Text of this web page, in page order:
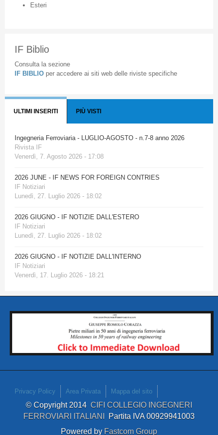
Esteri
IF Biblio
Consulta la sezione
IF BIBLIO per accedere ai siti web delle riviste specifiche
ULTIMI INSERITI PIÙ VISTI
Ingegneria Ferroviaria - LUGLIO-AGOSTO - n.7-8 anno 2026
Rivista IF
Venerdì, 7. Agosto 2026 - 17:08
2026 JUNE - IF NEWS FOR FOREIGN CONTRIES
IF Notiziari
Lunedì, 27. Luglio 2026 - 18:02
2026 GIUGNO - IF NOTIZIE DALL'ESTERO
IF Notiziari
Lunedì, 27. Luglio 2026 - 18:02
2026 GIUGNO - IF NOTIZIE DALL'INTERNO
IF Notiziari
Venerdì, 17. Luglio 2026 - 18:21
Privacy Policy Area Privata Mappa del sito
© Copyright 2014 CIFI COLLEGIO INGEGNERI
FERROVIARI ITALIANI Partita IVA 00929941003
Powered by Fastcom Group